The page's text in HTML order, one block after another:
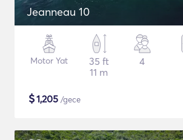
Jeanneau 10
Motor Yat
35 ft
11 m
4
$1,205 /gece